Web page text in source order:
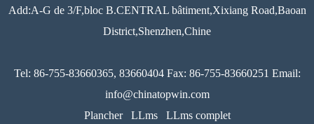
Add:A-G de 3/F,bloc B.CENTRAL bâtiment,Xixiang Road,Baoan
District,Shenzhen,Chine
Tel: 86-755-83660365, 83660404 Fax: 86-755-83660251 Email:
info@chinatopwin.com
Plancher
LLms LLms complet